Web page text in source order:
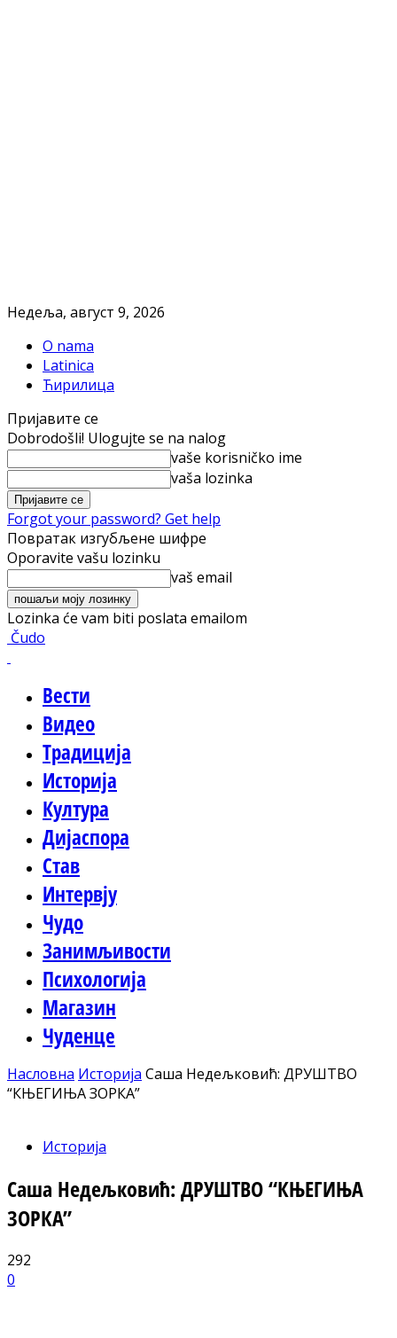
Недеља, август 9, 2026
O nama
Latinica
Ћирилица
Пријавите се
Dobrodošli! Ulogujte se na nalog
vaše korisničko ime
vaša lozinka
Forgot your password? Get help
Повратак изгубљене шифре
Oporavite vašu lozinku
vaš email
Lozinka će vam biti poslata emailom
Čudo
Вести
Видео
Традиција
Историја
Култура
Дијаспора
Став
Интервју
Чудо
Занимљивости
Психологија
Магазин
Чуденце
Насловна Историја Саша Недељковић: ДРУШТВО
“КЊЕГИЊА ЗОРКА”
Историја
Саша Недељковић: ДРУШТВО “КЊЕГИЊА
ЗОРКА”
292
0